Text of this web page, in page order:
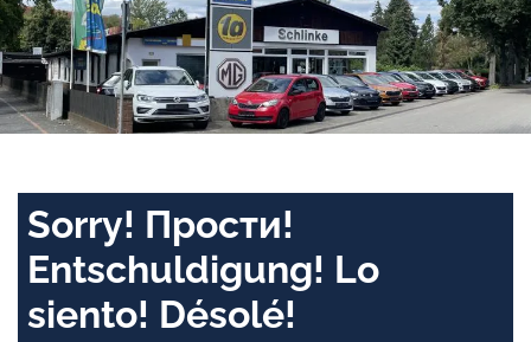
Sorry! Прости!
Entschuldigung! Lo
siento! Désolé!